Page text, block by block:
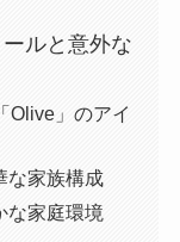
ルと意外な
Olive」のアイ
な家族構成
な家庭環境